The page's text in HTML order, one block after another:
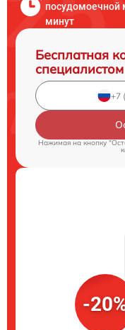
посудомоечной
минут
Бесплатная
специалистом
Нажимая на кнопку
-